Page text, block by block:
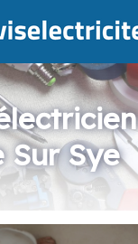
Sur Sye